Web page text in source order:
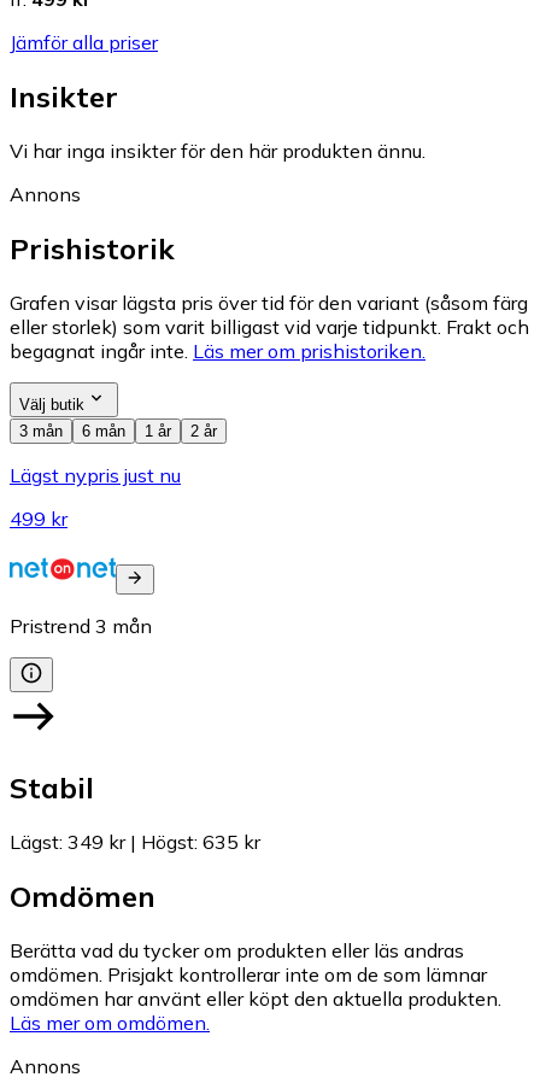
Jämför alla priser
Insikter
Vi har inga insikter för den här produkten ännu.
Annons
Prishistorik
Grafen visar lägsta pris över tid för den variant (såsom färg
eller storlek) som varit billigast vid varje tidpunkt. Frakt och
begagnat ingår inte. Läs mer om prishistoriken.
Välj butik
3 mån
6 mån 1 år 2 år
Lägst nypris just nu
499 kr
Pristrend 3 mån
Stabil
Lägst: 349 kr| Högst: 635 kr
Omdömen
Berätta vad du tycker om produkten eller läs andras
omdömen. Prisjakt kontrollerar inte om de som lämnar
omdömen har använt eller köpt den aktuella produkten.
Läs mer om omdömen.
Annons